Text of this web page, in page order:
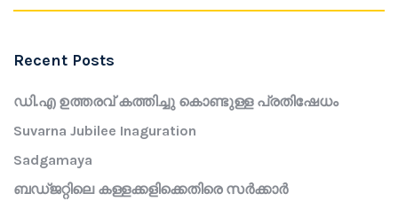
Recent Posts
ഡി.എ ഉത്തരവ് കത്തിച്ചു കൊണ്ടുള്ള പ്രതിഷേധം
Suvarna Jubilee Inaguration
Sadgamaya
ബഡ്ജറ്റിലെ കള്ളക്കളിക്കെതിരെ സർക്കാർ